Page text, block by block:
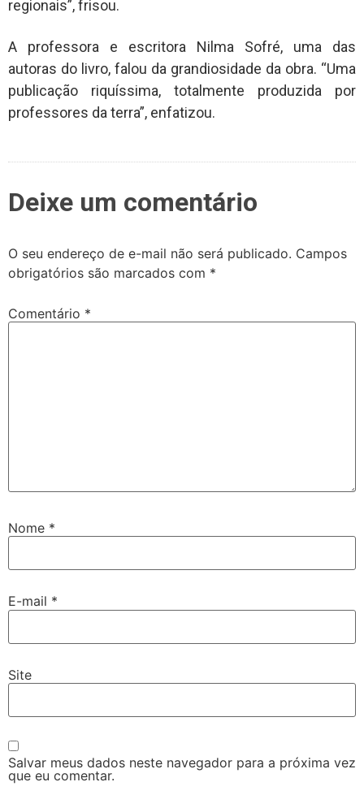
regionais”, frisou.
A professora e escritora Nilma Sofré, uma das
autoras do livro, falou da grandiosidade da obra. “Uma
publicação riquíssima, totalmente produzida por
professores da terra”, enfatizou.
Deixe um comentário
O seu endereço de e-mail não será publicado. Campos
obrigatórios são marcados com *
Comentário *
Nome *
E-mail *
Site
Salvar meus dados neste navegador para a próxima vez
que eu comentar.